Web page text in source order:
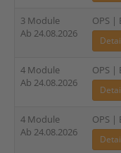
3 Module
Ab 24.08.2026
OPS |
4 Module
Ab 24.08.2026
OPS |
4 Module
Ab 24.08.2026
OPS |